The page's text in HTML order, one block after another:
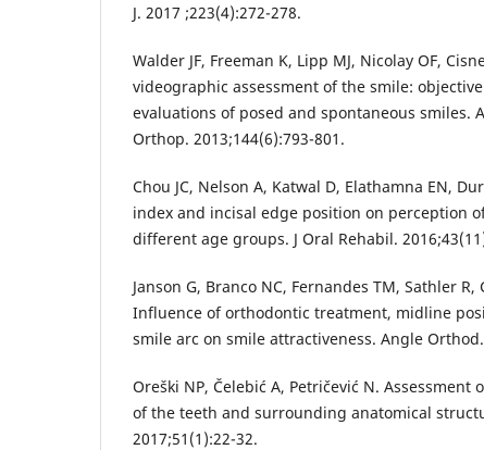
J. 2017 ;223(4):272-278.
Walder JF, Freeman K, Lipp MJ, Nicolay OF,
videographic assessment of the smile:
evaluations of posed and spontaneous smiles.
Orthop. 2013;144(6):793-801.
Chou JC, Nelson A, Katwal D, Elathamna EN,
index and incisal edge position on perception
different age groups. J Oral Rehabil.
Janson G, Branco NC, Fernandes TM, Sathler R,
Influence of orthodontic treatment, midline
smile arc on smile attractiveness. Angle Orthod.
Oreški NP, Čelebić A, Petričević N. Assessment
of the teeth and surrounding anatomical
2017;51(1):22-32.